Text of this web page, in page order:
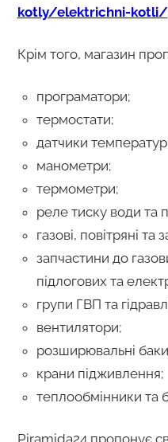
kotly/elektrichni-kotli/
Крім того, магазин
програматори;
термостати;
датчики
манометри;
термометри;
реле тиску води та
газові, повітряні та
запчастини до
підлогових та
групи ГВП та
вентилятори;
розширювальні
крани підживлення;
теплообмінники та
Piramida24 пропонує